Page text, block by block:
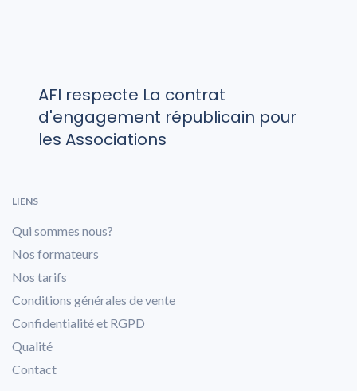
AFI respecte La contrat
d'engagement républicain pour
les Associations
LIENS
Qui sommes nous?
Nos formateurs
Nos tarifs
Conditions générales de vente
Confidentialité et RGPD
Qualité
Contact